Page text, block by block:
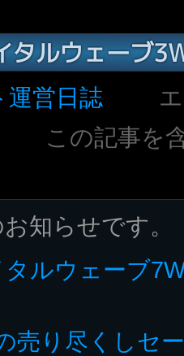
タルウェーブ
運営日誌
この記事を
知らせです。
タルウェーブ
売り尽くしセ